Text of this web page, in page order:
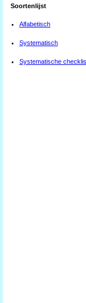
Soortenlijst
Alfabetisch
Systematisch
Systematische